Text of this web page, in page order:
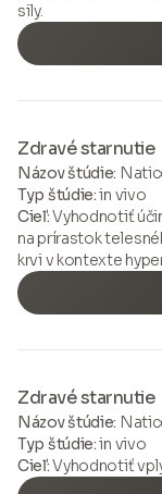
sily.
Zdravé starnutie
Názov štúdie:
Typ štúdie:in vivo
Cieľ:Vyhodnotiť
na prírastok
krvi v kontexte
Zdravé starnutie
Názov štúdie:
Typ štúdie:in vivo
Cieľ:Vyhodnotiť